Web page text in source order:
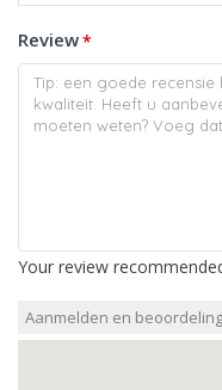
Review*
Your review